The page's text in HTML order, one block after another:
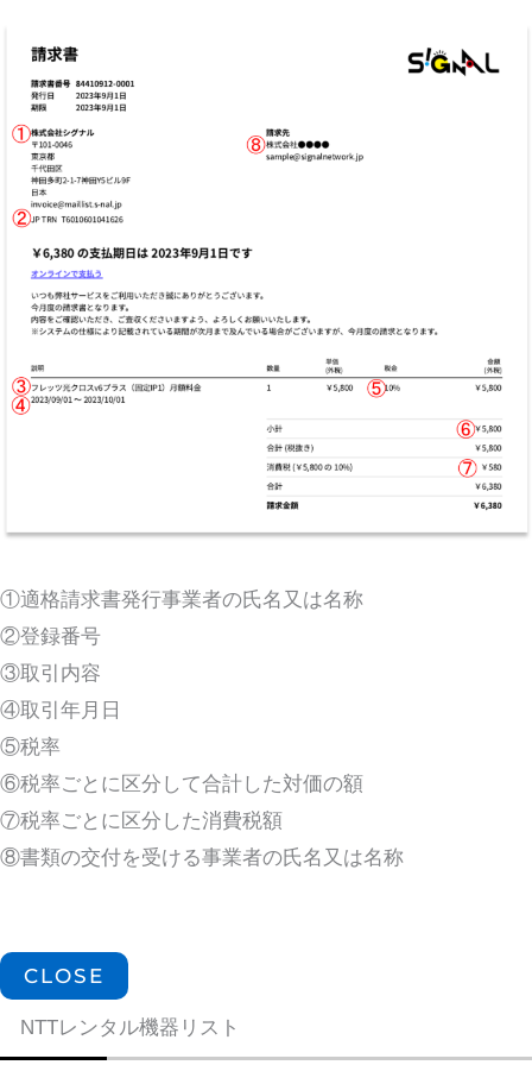
①適格請求書発行事業者の氏名又は名称
②登録番号
③取引内容
④取引年月日
⑤税率
⑥税率ごとに区分して合計した対価の額
⑦税率ごとに区分した消費税額
⑧書類の交付を受ける事業者の氏名又は名称
CLOSE
NTTレンタル機器リスト